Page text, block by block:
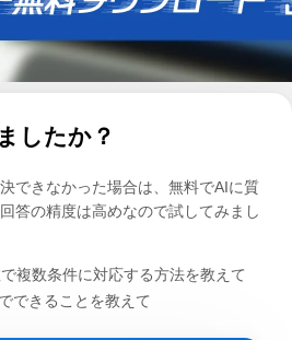
したか？
できなかった場合は、無料でAIに質
答の精度は高めなので試してみまし
複数条件に対応する方法を教えて
できることを教えて